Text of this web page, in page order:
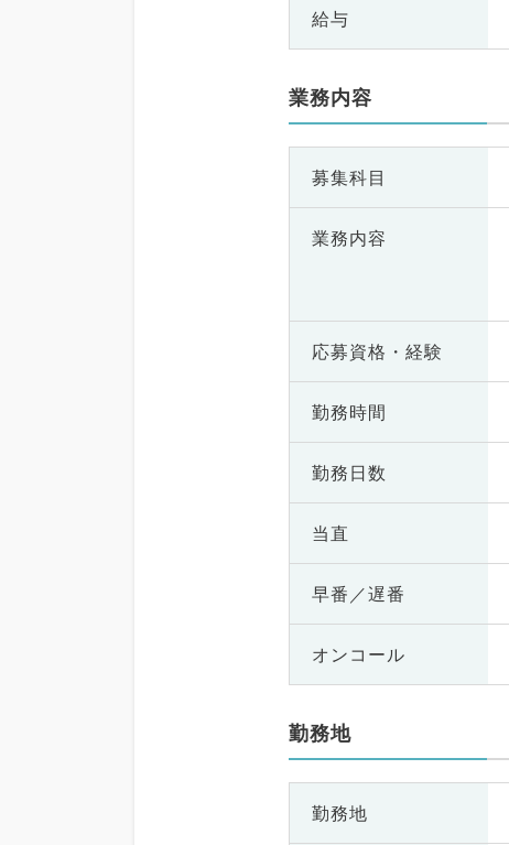
給与
業務内容
募集科目
業務内容
応募資格・ 経験
勤務時間
勤務日数
当直
早番／遅番
オンコール
勤務地
勤務地